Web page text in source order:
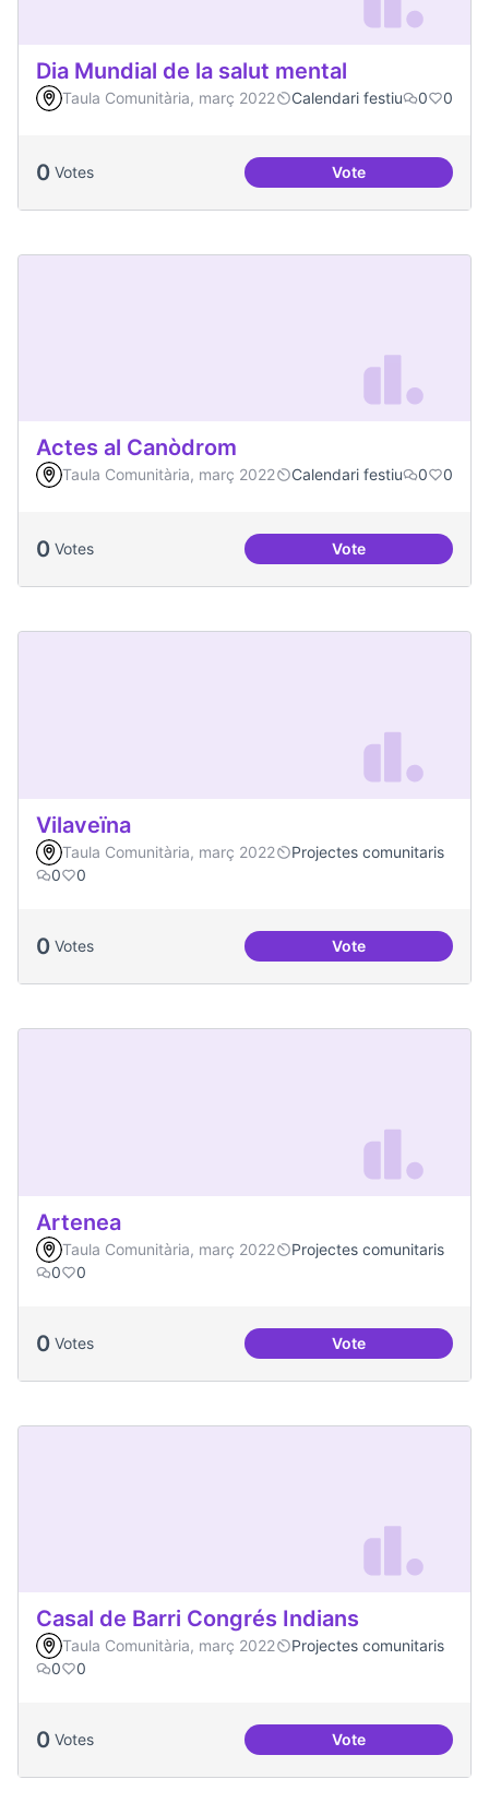
Dia Mundial de la salut mental
Taula Comunitària, març 2022 Calendari festiu 0 0
0 Votes VoteDia Mundial de la
Actes al Canòdrom
Taula Comunitària, març 2022 Calendari festiu 0 0
0 Votes VoteActes al Canòdrom
Vilaveïna
Taula Comunitària, març 2022
Projectes comunitaris
0
0
0 Votes VoteVilaveïna
Artenea
Taula Comunitària, març 2022
Projectes comunitaris
0
0
0 Votes VoteArtenea
Casal de Barri Congrés Indians
Taula Comunitària, març 2022
Projectes comunitaris
0
0
0 Votes VoteCasal de Barri